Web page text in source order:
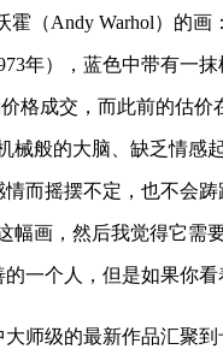
（Andy Warhol）的画
年），蓝色中带有一
格成交，而此前的估
械般的大脑、缺乏情感
而摇摆不定，也不会
幅画，然后我觉得它需
一个人，但是如果你
师级的最新作品汇聚